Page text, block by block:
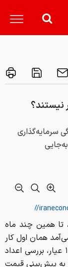
سرمایه‌گذاری
تا همین چند ماه
همان اول کار
به صرافی، چک کردن قیمت لحظه‌ای طلای ۱۸ عیار، بررسی اعداد
به پیش‌بینی قیمت